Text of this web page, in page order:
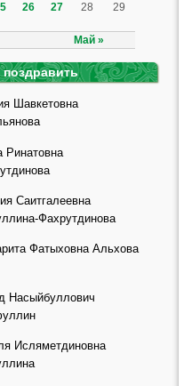
Май »
26 27 28
29
поздравить
Шавкетовна
Ринатовна
Саитгалеевна
Фахрутдинова
Фатыховна Альхова
Насыйбуллович
Исляметдиновна